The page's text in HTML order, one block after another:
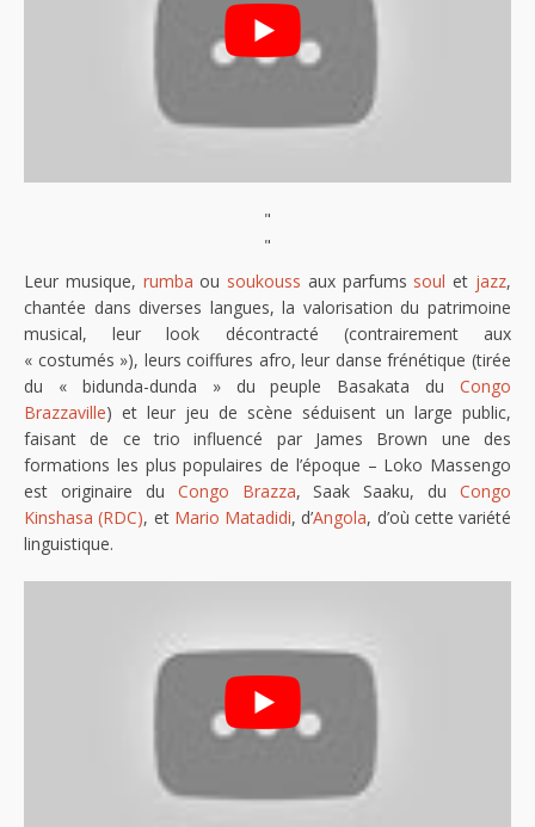
"
"
Leur musique, rumba ou soukouss aux parfums soul et jazz,
chantée dans diverses langues, la valorisation du patrimoine
musical, leur look décontracté (contrairement aux
« costumés »), leurs coiffures afro, leur danse frénétique (tirée
du « bidunda-dunda » du peuple Basakata du Congo
Brazzaville) et leur jeu de scène séduisent un large public,
faisant de ce trio influencé par James Brown une des
formations les plus populaires de l’époque – Loko Massengo
est originaire du Congo Brazza, Saak Saaku, du Congo
Kinshasa (RDC), et Mario Matadidi, d’Angola, d’où cette variété
linguistique.